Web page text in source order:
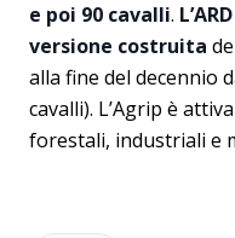
e poi 90 cavalli.
versione costruita
alla fine del decennio
cavalli). L’Agrip è
forestali, industriali e